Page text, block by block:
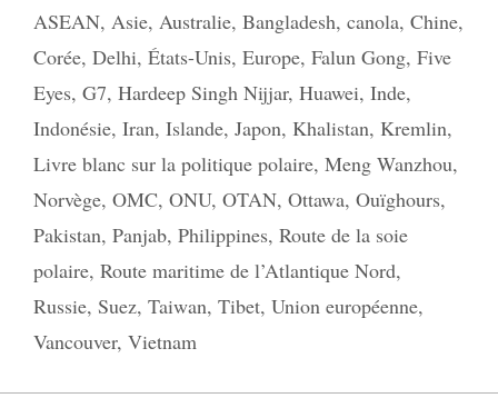
ASEAN, Asie, Australie, Bangladesh, canola, Chine,
Corée, Delhi, États-Unis, Europe, Falun Gong, Five
Eyes, G7, Hardeep Singh Nijjar, Huawei, Inde,
Indonésie, Iran, Islande, Japon, Khalistan, Kremlin,
Livre blanc sur la politique polaire, Meng Wanzhou,
Norvège, OMC, ONU, OTAN, Ottawa, Ouïghours,
Pakistan, Panjab, Philippines, Route de la soie
polaire, Route maritime de l’Atlantique Nord,
Russie, Suez, Taiwan, Tibet, Union européenne,
Vancouver, Vietnam